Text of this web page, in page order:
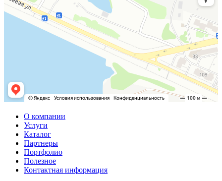
О компании
Услуги
Каталог
Партнеры
Портфолио
Полезное
Контактная информация